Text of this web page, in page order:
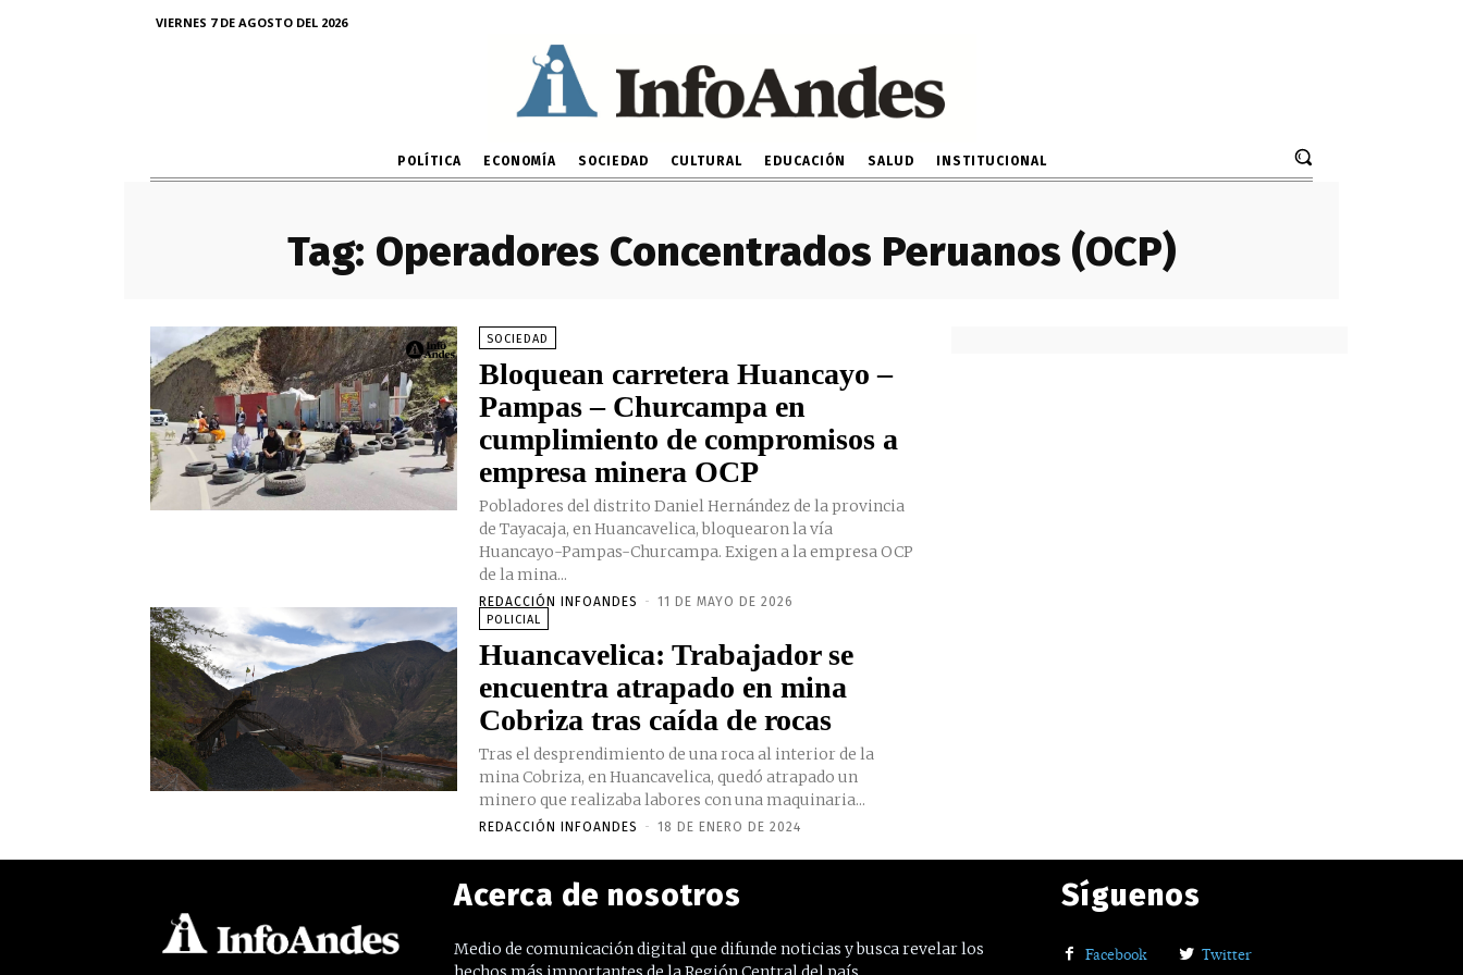
VIERNES 7 DE AGOSTO DEL 2026
POLÍTICA ECONOMÍA SOCIEDAD CULTURAL EDUCACIÓN SALUD INSTITUCIONAL
Tag: Operadores Concentrados Peruanos (OCP)
SOCIEDAD
Bloquean carretera Huancayo –
Pampas – Churcampa en
cumplimiento de compromisos a
empresa minera OCP
Pobladores del distrito Daniel Hernández de la provincia
de Tayacaja, en Huancavelica, bloquearon la vía
Huancayo-Pampas-Churcampa. Exigen a la empresa OCP
de la mina...
REDACCIÓN INFOANDES - 11 DE MAYO DE 2026
POLICIAL
Huancavelica: Trabajador se
encuentra atrapado en mina
Cobriza tras caída de rocas
Tras el desprendimiento de una roca al interior de la
mina Cobriza, en Huancavelica, quedó atrapado un
minero que realizaba labores con una maquinaria...
REDACCIÓN INFOANDES - 18 DE ENERO DE 2024
Acerca de nosotros
Medio de comunicación digital que difunde noticias y busca revelar los
Síguenos
Facebook Twitter